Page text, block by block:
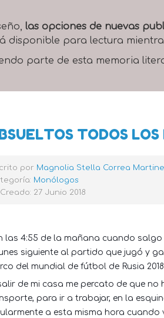
las opciones de nuevas
disponible para lectura
parte de esta memoria
TODOS
por Magnolia Stella Correa
Monólogos
Creado: 27 Junio 2018
las 4:55 de la mañana cuando
siguiente al partido que jugó y
del mundial de fútbol de Rusia
de mi casa me percato de que
para ir a trabajar, en la
a esta misma hora